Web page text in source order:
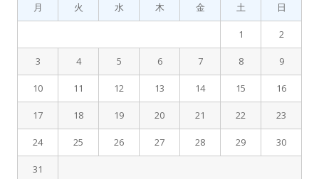
月
火 水 木 金 土 日
1 2
3 4 5 6 7 8 9
10 11 12 13 14 15 16
17 18 19 20 21 22 23
24 25 26 27 28 29 30
31